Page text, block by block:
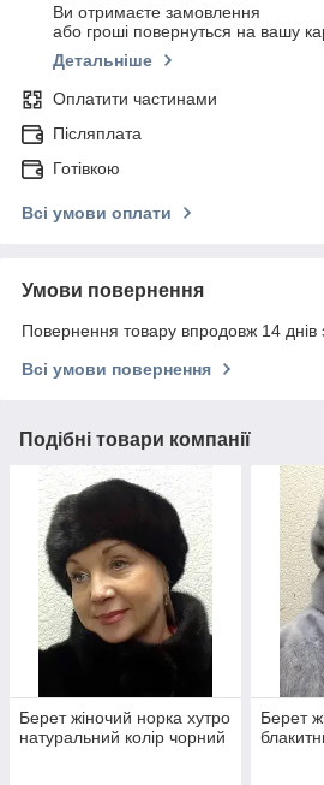
Ви отримаєте замовлення
або гроші повернуться на вашу
Детальніше
Оплатити частинами
Післяплата
Готівкою
Всі умови оплати
Умови повернення
Повернення товару впродовж 14 днів
Всі умови повернення
Подібні товари компанії
Берет жіночий норка хутро
натуральний колір чорний
Берет